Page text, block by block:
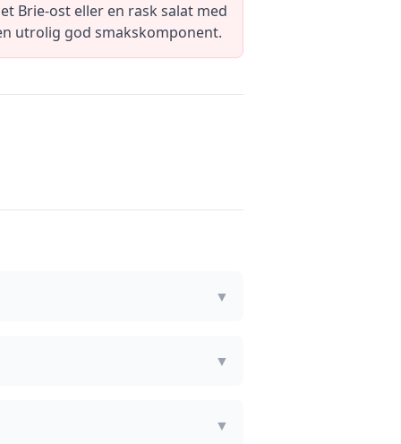
Brie-ost eller en rask salat med
utrolig god smakskomponent.
▼
▼
▼